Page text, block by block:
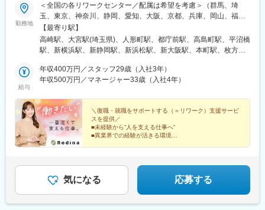
勤務地
＜全国の各リワークセンター／配属は希望を考慮＞（群馬、埼
玉、東京、神奈川、静岡、愛知、大阪、京都、兵庫、岡山、福
岡）★転勤が必要な際は相談の上、希望を考慮し決定・群馬：高
崎（2026年10月開設予定）・埼玉：大宮／大宮東口・東京：日本
橋／新宿南口・神奈川：横浜東口／横浜西口／新横浜・静岡：静
方・京都：京都河原町／烏丸御池・兵庫：神戸・岡山：岡山・福
岡：博多筑紫口※オフィス内禁煙※新規事業所を希望の場合、開設
【最寄り駅】
高崎駅、大宮駅(埼玉県)、人形町駅、都庁前駅、高島町駅、平沼橋
駅、新横浜駅、新静岡駅、新浜松駅、新大阪駅、本町駅、枚方市
駅、博多駅、水天宮前駅、南新宿駅、横浜駅、日吉町駅、浜松
駅、東淀川駅、南方駅(大阪府)、心斎橋駅、宮之阪駅、祇園四条
新宿駅、戸部駅、静岡駅、第一通り駅、崇禅寺駅、堺筋本町駅、
烏丸駅、ハーバーランド駅、西川緑道公園駅
給与
年収400万円／スタッフ29歳（入社3年）
年収500万円／マネージャー33歳（入社4年）
＼復職・就職をサポートする（＝リワーク）支援サービ
スを提供／
■未経験から”人を支える仕事へ”
■異業界での経験が活きる環境
気になる 応募する